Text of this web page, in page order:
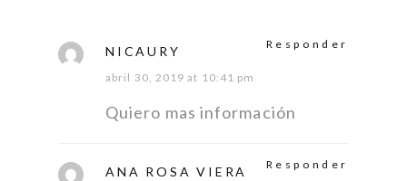
NICAURY
abril 30, 2019 at 10:41 pm
Quiero mas información
Responder
ANA ROSA VIERA
Responder